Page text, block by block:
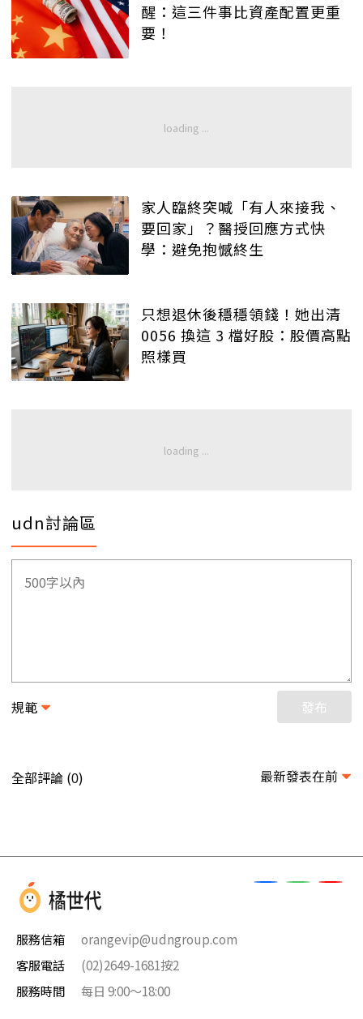
醒：這三件事比資產配置更重
要！
家人臨終突喊「有人來接我、
要回家」？醫授回應方式快
學：避免抱憾終生
只想退休後穩穩領錢！她出清
0056 換這 3 檔好股：股價高點
照樣買
udn討論區
規範 發布
全部評論 (0) 最新發表在前
服務信箱
orangevip@udngroup.com
客服電話
(02)2649-1681按2
服務時間
每日 9:00～18:00